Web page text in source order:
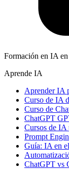
Formación en IA
Aprende IA
Aprender IA
Curso de IA
Curso de
ChatGPT
Cursos de IA
Prompt
Guía: IA en
ChatGPT vs